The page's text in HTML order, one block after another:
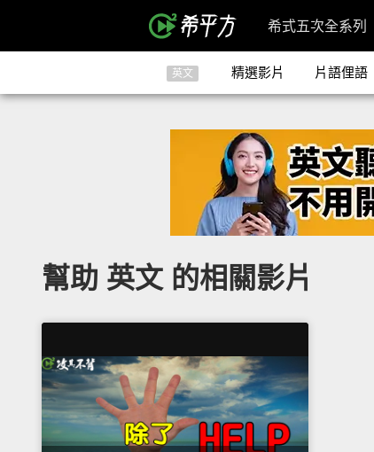
希式五次全系列
英文 精選影片 片語俚語
幫助 英文 的相關影片